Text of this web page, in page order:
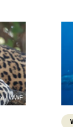
/ WWF